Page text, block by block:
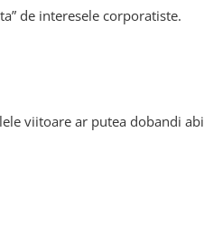
de interesele corporatiste.
viitoare ar putea dobandi